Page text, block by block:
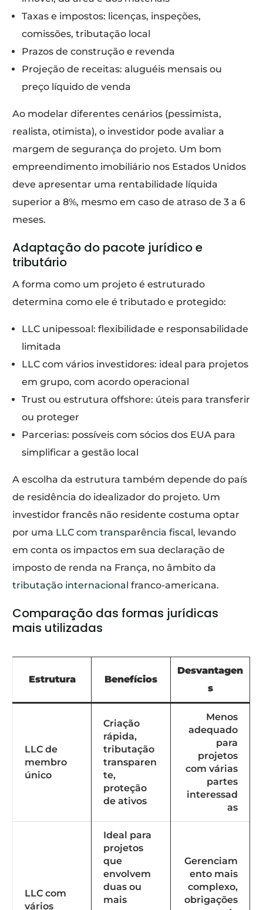
Taxas e impostos: licenças, inspeções,
comissões, tributação local
Prazos de construção e revenda
Projeção de receitas: aluguéis mensais ou
preço líquido de venda
Ao modelar diferentes cenários (pessimista,
realista, otimista), o investidor pode avaliar a
margem de segurança do projeto. Um bom
empreendimento imobiliário nos Estados Unidos
deve apresentar uma rentabilidade líquida
superior a 8%, mesmo em caso de atraso de 3 a 6
meses.
Adaptação do pacote jurídico e
tributário
A forma como um projeto é estruturado
determina como ele é tributado e protegido:
LLC unipessoal: flexibilidade e responsabilidade
limitada
LLC com vários investidores: ideal para projetos
em grupo, com acordo operacional
Trust ou estrutura offshore: úteis para transferir
ou proteger
Parcerias: possíveis com sócios dos EUA para
simplificar a gestão local
A escolha da estrutura também depende do país
de residência do idealizador do projeto. Um
investidor francês não residente costuma optar
por uma LLC com transparência fiscal, levando
em conta os impactos em sua declaração de
imposto de renda na França, no âmbito da
tributação internacional franco-americana.
Comparação das formas jurídicas
mais utilizadas
Estrutura Benefícios
Desvantagen
s
LLC de
membro
único
Criação
rápida,
tributação
transparen
te,
proteção
de ativos
Menos
adequado
para
projetos
com várias
partes
interessad
as
LLC com
vários
Ideal para
projetos
que
envolvem
duas ou
mais
Gerenciam
ento mais
complexo,
obrigações